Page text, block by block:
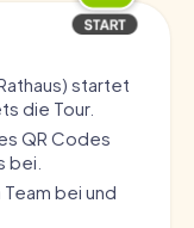
startet
die Tour.
QR Codes
bei.
bei und